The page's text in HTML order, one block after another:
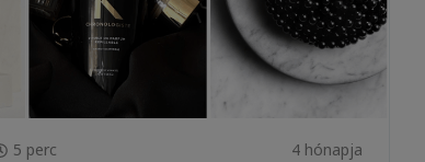
5 perc 4 hónapja